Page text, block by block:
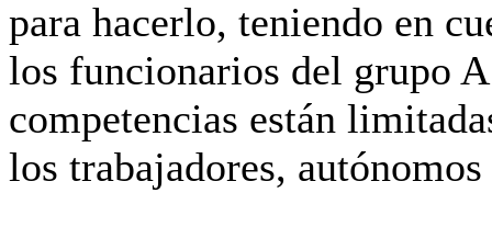
para hacerlo, teniendo en
los funcionarios del grupo
competencias están
los trabajadores,